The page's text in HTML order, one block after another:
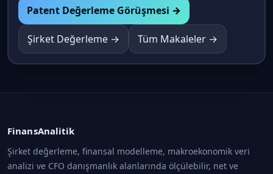
Patent Değerleme Görüşmesi →
Şirket Değerleme → Tüm Makaleler →
FinansAnalitik
Şirket değerleme, finansal modelleme, makroekonomik veri
analizi ve CFO danışmanlık alanlarında ölçülebilir, net ve